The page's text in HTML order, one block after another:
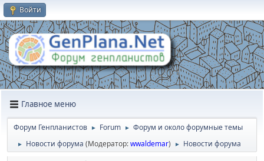
Войти
Главное меню
Форум Генпланистов ► Forum ► Форум и около форумные темы
► Новости форума (Модератор:wwaldemar) ► Новости форума